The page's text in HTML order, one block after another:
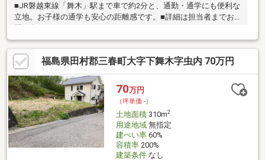
■JR磐越東線「舞木」駅まで車で約2分と、通勤・通学にも便利な
立地。お子様の通学も安心の距離感です。■詳細は担当者までお
問い合わせ下さい。
福島県田村郡三春町大字下舞木字虫内 70万円
70万円
（坪単価:-）
土地面積310m2
用途地域無指定
建ぺい率60%
容積率200%
建築条件なし